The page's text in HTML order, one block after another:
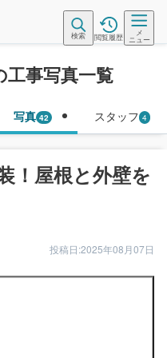
検索 閲覧履歴
メ
ニュー
工事写真一覧
写真 42 スタッフ 4
！屋根と外壁を
投稿日:2025年08月07日